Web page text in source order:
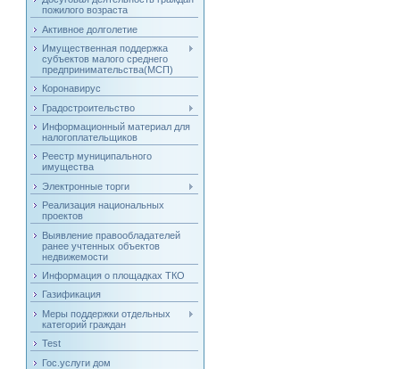
пожилого возраста
Активное долголетие
Имущественная поддержка
субъектов малого среднего
предпринимательства(МСП)
Коронавирус
Градостроительство
Информационный материал для
налогоплательщиков
Реестр муниципального
имущества
Электронные торги
Реализация национальных
проектов
Выявление правообладателей
ранее учтенных объектов
недвижемости
Информация о площадках ТКО
Газификация
Меры поддержки отдельных
категорий граждан
Test
Гос.услуги дом